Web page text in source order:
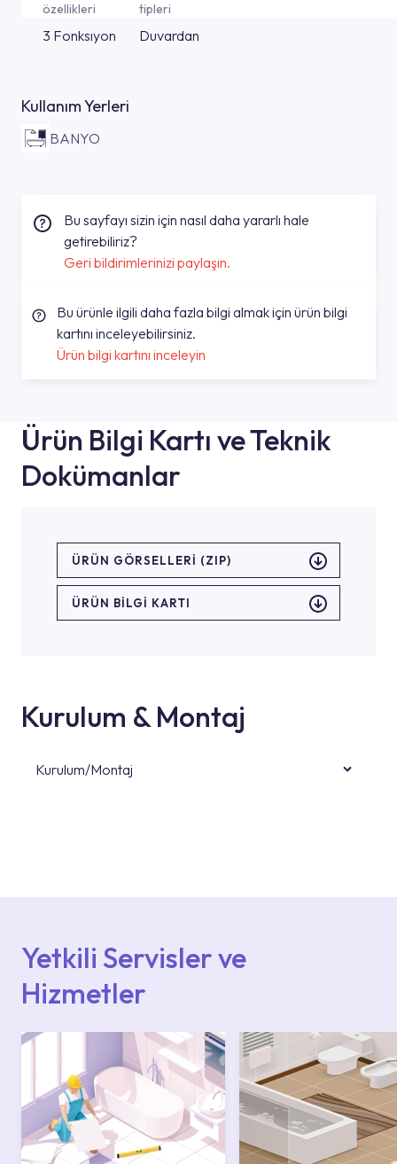
özellikleri
tipleri
3 Fonksıyon Duvardan
Kullanım Yerleri
BANYO
Bu sayfayı sizin için nasıl daha yararlı hale
getirebiliriz?
Geri bildirimlerinizi paylaşın.
Bu ürünle ilgili daha fazla bilgi almak için ürün bilgi
kartını inceleyebilirsiniz.
Ürün bilgi kartını inceleyin
Ürün Bilgi Kartı ve Teknik
Dokümanlar
ÜRÜN GÖRSELLERI (ZIP)
ÜRÜN BILGI KARTI
Kurulum & Montaj
Kurulum/Montaj
Yetkili Servisler ve
Hizmetler